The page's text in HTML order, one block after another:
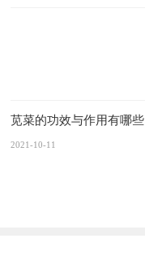
苋菜的功效与作用有哪些
2021-10-11